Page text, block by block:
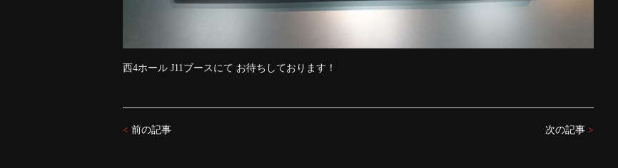
西4ホール J11ブースにて お待ちしております！
< 前の記事 次の記事 >